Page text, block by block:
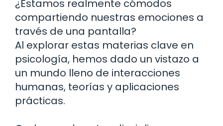
¿Estamos realmente cómodos
compartiendo nuestras emociones a
través de una pantalla?
Al explorar estas materias clave en
psicología, hemos dado un vistazo a
un mundo lleno de interacciones
humanas, teorías y aplicaciones
prácticas.